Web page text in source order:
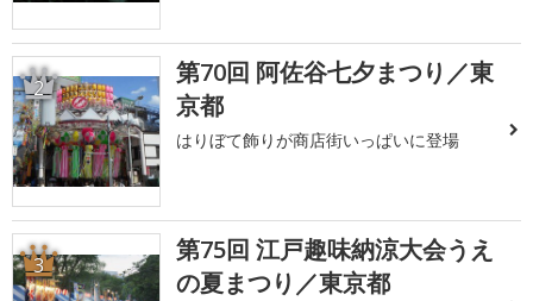
2
第70回 阿佐谷七夕まつり／東
京都
はりぼて飾りが商店街いっぱいに登場
3
第75回 江戸趣味納涼大会うえ
の夏まつり／東京都